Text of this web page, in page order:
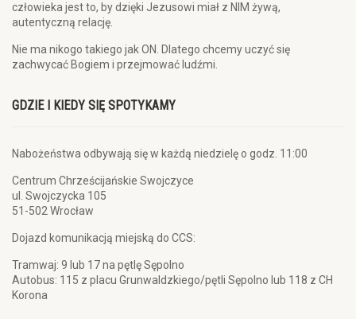
człowieka jest to, by dzięki Jezusowi miał z NIM żywą,
autentyczną relację.
Nie ma nikogo takiego jak ON. Dlatego chcemy uczyć się
zachwycać Bogiem i przejmować ludźmi.
GDZIE I KIEDY SIĘ SPOTYKAMY
Nabożeństwa odbywają się w każdą niedzielę o godz. 11:00
Centrum Chrześcijańskie Swojczyce
ul. Swojczycka 105
51-502 Wrocław
Dojazd komunikacją miejską do CCS:
Tramwaj: 9 lub 17 na pętlę Sępolno
Autobus: 115 z placu Grunwaldzkiego/pętli Sępolno lub 118 z CH
Korona